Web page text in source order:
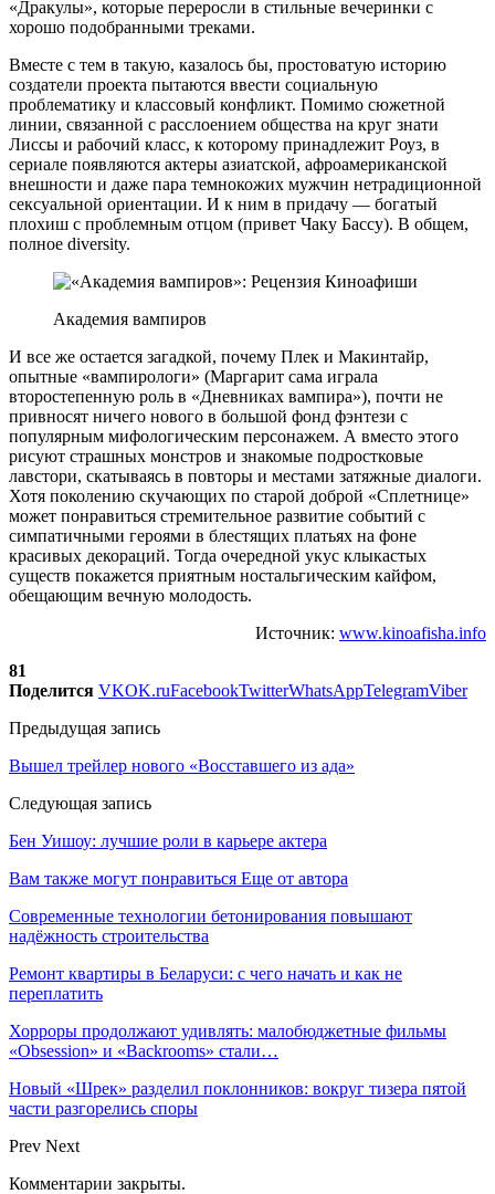
«Дракулы», которые переросли в стильные вечеринки с
хорошо подобранными треками.
Вместе с тем в такую, казалось бы, простоватую историю
создатели проекта пытаются ввести социальную
проблематику и классовый конфликт. Помимо сюжетной
линии, связанной с расслоением общества на круг знати
Лиссы и рабочий класс, к которому принадлежит Роуз, в
сериале появляются актеры азиатской, афроамериканской
внешности и даже пара темнокожих мужчин нетрадиционной
сексуальной ориентации. И к ним в придачу — богатый
плохиш с проблемным отцом (привет Чаку Бассу). В общем,
полное diversity.
Академия вампиров
И все же остается загадкой, почему Плек и Макинтайр,
опытные «вампирологи» (Маргарит сама играла
второстепенную роль в «Дневниках вампира»), почти не
привносят ничего нового в большой фонд фэнтези с
популярным мифологическим персонажем. А вместо этого
рисуют страшных монстров и знакомые подростковые
лавстори, скатываясь в повторы и местами затяжные диалоги.
Хотя поколению скучающих по старой доброй «Сплетнице»
может понравиться стремительное развитие событий с
симпатичными героями в блестящих платьях на фоне
красивых декораций. Тогда очередной укус клыкастых
существ покажется приятным ностальгическим кайфом,
обещающим вечную молодость.
Источник: www.kinoafisha.info
81
Поделится VKOK.ruFacebookTwitterWhatsAppTelegramViber
Предыдущая запись
Вышел трейлер нового «Восставшего из ада»
Следующая запись
Бен Уишоу: лучшие роли в карьере актера
Вам также могут понравиться Еще от автора
Современные технологии бетонирования повышают
надёжность строительства
Ремонт квартиры в Беларуси: с чего начать и как не
переплатить
Хорроры продолжают удивлять: малобюджетные фильмы
«Obsession» и «Backrooms» стали…
Новый «Шрек» разделил поклонников: вокруг тизера пятой
части разгорелись споры
Prev Next
Комментарии закрыты.